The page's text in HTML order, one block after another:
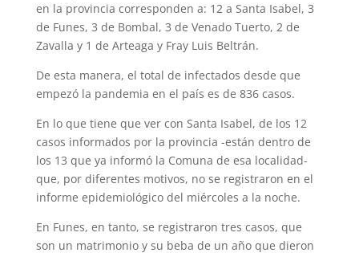
en la provincia corresponden a: 12 a Santa Isabel, 3
de Funes, 3 de Bombal, 3 de Venado Tuerto, 2 de
Zavalla y 1 de Arteaga y Fray Luis Beltrán.
De esta manera, el total de infectados desde que
empezó la pandemia en el país es de 836 casos.
En lo que tiene que ver con Santa Isabel, de los 12
casos informados por la provincia -están dentro de
los 13 que ya informó la Comuna de esa localidad-
que, por diferentes motivos, no se registraron en el
informe epidemiológico del miércoles a la noche.
En Funes, en tanto, se registraron tres casos, que
son un matrimonio y su beba de un año que dieron